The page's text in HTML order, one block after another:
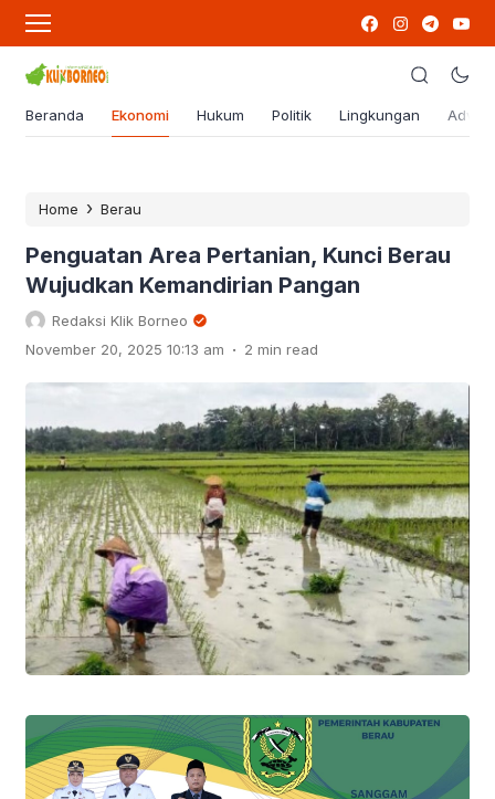
Beranda Ekonomi Hukum Politik Lingkungan
Home › Berau
Penguatan Area Pertanian, Kunci Berau
Wujudkan Kemandirian Pangan
Redaksi Klik Borneo
November 20, 2025 10:13 am . 2 min read